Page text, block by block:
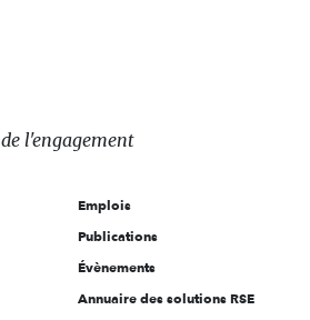
de l'engagement
Emplois
Publications
Évènements
Annuaire des solutions RSE